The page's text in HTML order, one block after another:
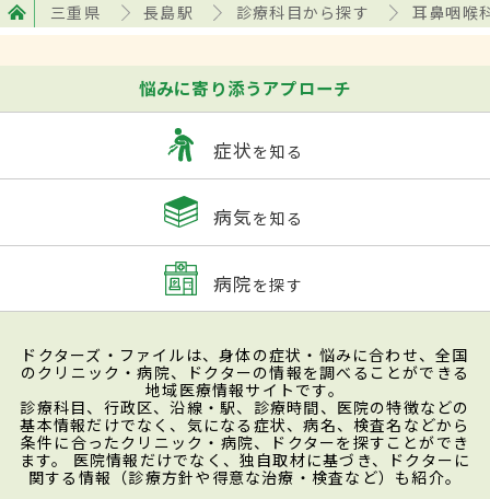
三重県 長島駅 診療科目から探す 耳鼻咽喉
悩みに寄り添うアプローチ
症状を知る
病気を知る
病院を探す
ドクターズ・ファイルは、身体の症状・悩みに合わせ、全国
のクリニック・病院、ドクターの情報を調べることができる
地域医療情報サイトです。
診療科目、行政区、沿線・駅、診療時間、医院の特徴などの
基本情報だけでなく、気になる症状、病名、検査名などから
条件に合ったクリニック・病院、ドクターを探すことができ
ます。 医院情報だけでなく、独自取材に基づき、ドクターに
関する情報（診療方針や得意な治療・検査など）も紹介。